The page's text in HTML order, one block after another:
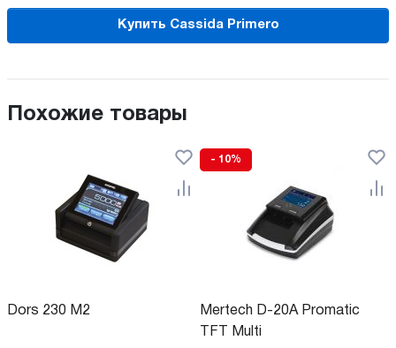
Купить Cassida Primero
Похожие товары
Dors 230 M2
- 10%
Mertech D-20A Promatic
TFT Multi